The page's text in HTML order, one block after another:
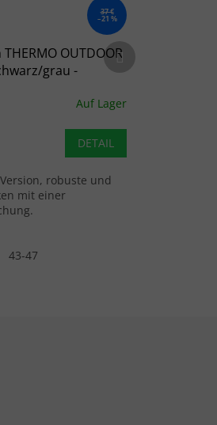
37 €
–21 %
OUTDOOR
grau -
Auf Lager
DETAIL
robuste und
mit einer
43-47